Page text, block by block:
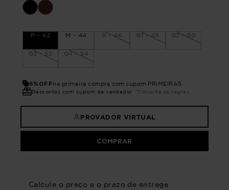
P - 42 M - 44 G - 46 G1 - 48 G2 - 50
G3 - 52 G4 - 54
5%OFFna primeira compra com cupom PRIMEIRA5
Descontos com cupom de vendedor *Consulte as regras
PROVADOR VIRTUAL
COMPRAR
Calcule o preço e o prazo de entrega